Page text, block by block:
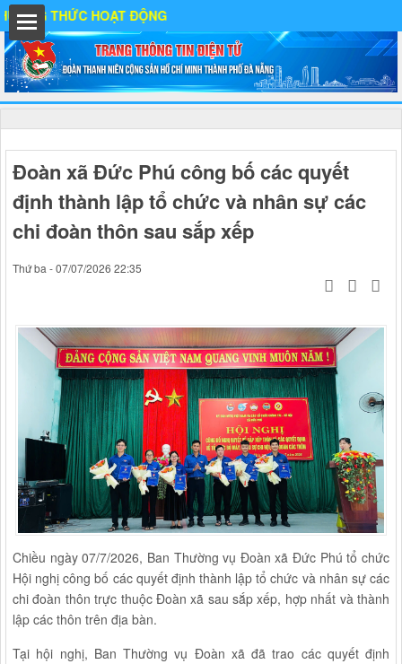
THỨC HOẠT ĐỘNG
Đoàn xã Đức Phú công bố các quyết
định thành lập tổ chức và nhân sự các
chi đoàn thôn sau sắp xếp
Thứ ba - 07/07/2026 22:35
Chiều ngày 07/7/2026, Ban Thường vụ Đoàn xã Đức Phú tổ chức
Hội nghị công bố các quyết định thành lập tổ chức và nhân sự các
chi đoàn thôn trực thuộc Đoàn xã sau sắp xếp, hợp nhất và thành
lập các thôn trên địa bàn.
Tại hội nghị, Ban Thường vụ Đoàn xã đã trao các quyết định